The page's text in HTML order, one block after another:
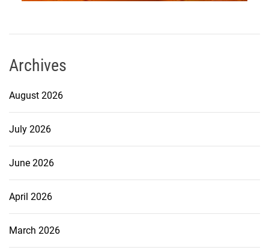
Archives
August 2026
July 2026
June 2026
April 2026
March 2026